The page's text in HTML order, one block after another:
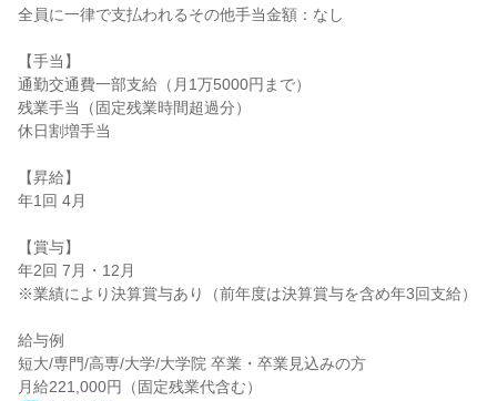
全員に一律で支払われるその他手当金額：なし
【手当】
通勤交通費一部支給（月1万5000円まで）
残業手当（固定残業時間超過分）
休日割増手当
【昇給】
年1回 4月
【賞与】
年2回 7月・12月
※業績により決算賞与あり（前年度は決算賞与を含め年3回支給）
給与例
短大/専門/高専/大学/大学院 卒業・卒業見込みの方
月給221,000円（固定残業代含む）